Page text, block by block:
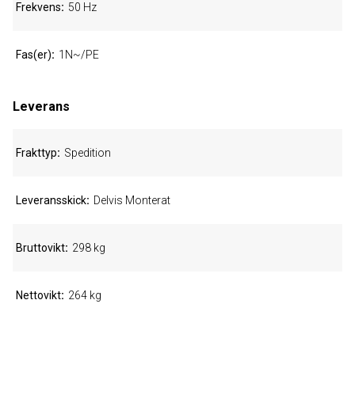
Frekvens 50 Hz
Fas(er) 1N~/PE
Leverans
Frakttyp Spedition
Leveransskick Delvis Monterat
Bruttovikt 298 kg
Nettovikt 264 kg